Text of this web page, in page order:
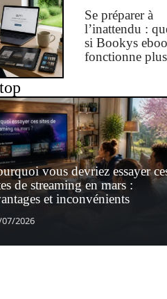
Se préparer à
l’inattendu :
si Bookys
fonctionne plus
vous devriez essayer
de streaming en mars :
et inconvénients
2026